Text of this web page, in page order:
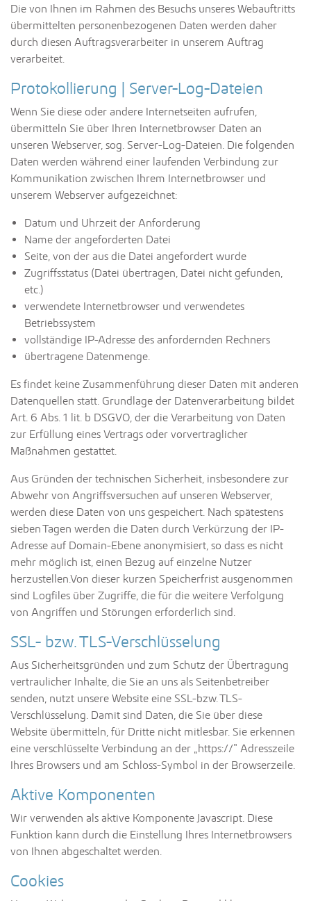
Die von Ihnen im Rahmen des Besuchs unseres Webauftritts
übermittelten personenbezogenen Daten werden daher
durch diesen Auftragsverarbeiter in unserem Auftrag
verarbeitet.
Protokollierung | Server-Log-Dateien
Wenn Sie diese oder andere Internetseiten aufrufen,
übermitteln Sie über Ihren Internetbrowser Daten an
unseren Webserver, sog. Server-Log-Dateien. Die folgenden
Daten werden während einer laufenden Verbindung zur
Kommunikation zwischen Ihrem Internetbrowser und
unserem Webserver aufgezeichnet:
Datum und Uhrzeit der Anforderung
Name der angeforderten Datei
Seite, von der aus die Datei angefordert wurde
Zugriffsstatus (Datei übertragen, Datei nicht gefunden,
etc.)
verwendete Internetbrowser und verwendetes
Betriebssystem
vollständige IP-Adresse des anfordernden Rechners
übertragene Datenmenge.
Es findet keine Zusammenführung dieser Daten mit anderen
Datenquellen statt. Grundlage der Datenverarbeitung bildet
Art. 6 Abs. 1 lit. b DSGVO, der die Verarbeitung von Daten
zur Erfüllung eines Vertrags oder vorvertraglicher
Maßnahmen gestattet.
Aus Gründen der technischen Sicherheit, insbesondere zur
Abwehr von Angriffsversuchen auf unseren Webserver,
werden diese Daten von uns gespeichert. Nach spätestens
sieben Tagen werden die Daten durch Verkürzung der IP-
Adresse auf Domain-Ebene anonymisiert, so dass es nicht
mehr möglich ist, einen Bezug auf einzelne Nutzer
herzustellen.Von dieser kurzen Speicherfrist ausgenommen
sind Logfiles über Zugriffe, die für die weitere Verfolgung
von Angriffen und Störungen erforderlich sind.
SSL- bzw. TLS-Verschlüsselung
Aus Sicherheitsgründen und zum Schutz der Übertragung
vertraulicher Inhalte, die Sie an uns als Seitenbetreiber
senden, nutzt unsere Website eine SSL-bzw. TLS-
Verschlüsselung. Damit sind Daten, die Sie über diese
Website übermitteln, für Dritte nicht mitlesbar. Sie erkennen
eine verschlüsselte Verbindung an der „https://“ Adresszeile
Ihres Browsers und am Schloss-Symbol in der Browserzeile.
Aktive Komponenten
Wir verwenden als aktive Komponente Javascript. Diese
Funktion kann durch die Einstellung Ihres Internetbrowsers
von Ihnen abgeschaltet werden.
Cookies